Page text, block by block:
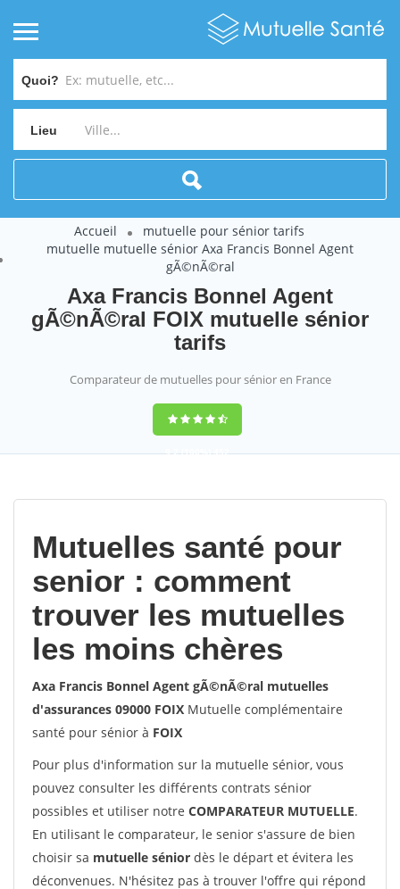
Quoi?
Lieu
Accueil
mutuelle pour sénior tarifs
mutuelle mutuelle sénior Axa Francis Bonnel Agent
gÃ©nÃ©ral
Axa Francis Bonnel Agent
gÃ©nÃ©ral FOIX mutuelle sénior
tarifs
Comparateur de mutuelles pour sénior en France
9,2(100%)452
Mutuelles santé pour
senior : comment
trouver les mutuelles
les moins chères
Axa Francis Bonnel Agent gÃ©nÃ©ral mutuelles
d'assurances 09000 FOIX Mutuelle complémentaire
santé pour sénior à FOIX
Pour plus d'information sur la mutuelle sénior, vous
pouvez consulter les différents contrats sénior
possibles et utiliser notre COMPARATEUR MUTUELLE.
En utilisant le comparateur, le senior s'assure de bien
choisir sa mutuelle sénior dès le départ et évitera les
déconvenues. N'hésitez pas à trouver l'offre qui répond